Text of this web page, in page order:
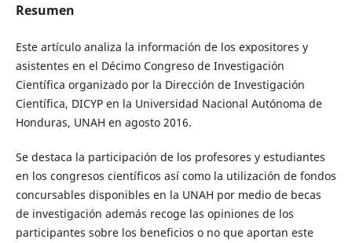
Resumen
Este artículo analiza la información de los expositores y
asistentes en el Décimo Congreso de Investigación
Científica organizado por la Dirección de Investigación
Científica, DICYP en la Universidad Nacional Autónoma de
Honduras, UNAH en agosto 2016.
Se destaca la participación de los profesores y estudiantes
en los congresos científicos así como la utilización de fondos
concursables disponibles en la UNAH por medio de becas
de investigación además recoge las opiniones de los
participantes sobre los beneficios o no que aportan este